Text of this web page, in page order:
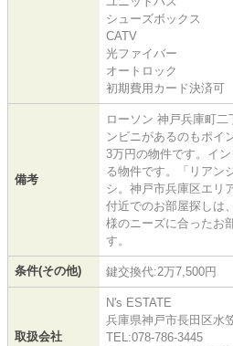
シューズボックス
CATV
光ファイバー
オートロック
初期費用カード決済可
備考
ローソン 神戸兵庫町
ンビニがあるのもポイ
3万円の物件です。イ
る物件です。「リアン
シ。神戸市兵庫区エリ
付近でのお部屋探しは
様のニーズに合ったお
す。
条件(その他) 鍵交換代:2万7,500円
取扱会社
N's ESTATE
兵庫県神戸市長田区水
TEL:078-786-3445